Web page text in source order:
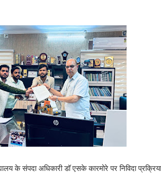
के संपदा अधिकारी डॉ एसके कारमोरे पर निविदा